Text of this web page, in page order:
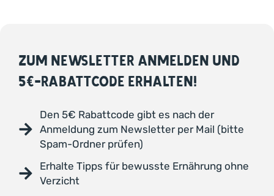
ZUM NEWSLETTER ANMELDEN UND
5€-RABATTCODE ERHALTEN!
Den 5€ Rabattcode gibt es nach der
Anmeldung zum Newsletter per Mail (bitte
Spam-Ordner prüfen)
Erhalte Tipps für bewusste Ernährung ohne
Verzicht